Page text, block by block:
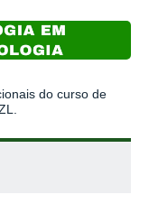
do curso de